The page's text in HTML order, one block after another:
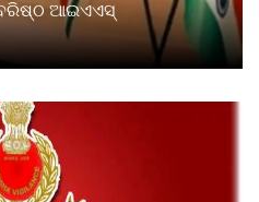
ଆଇଏଏସ୍